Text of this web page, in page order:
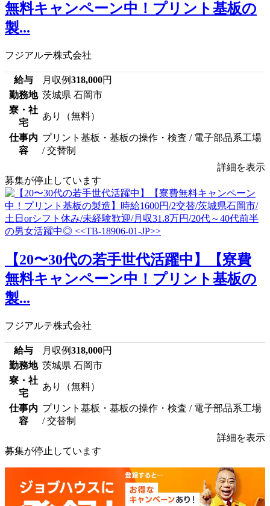
無料キャンペーン中！プリント基板の
製...
フジアルテ株式会社
給与 月収例318,000円
勤務地 茨城県 石岡市
寮・社
宅
あり（無料）
仕事内
容
プリント基板・基板の操作・検査 / 電子部品系工場
/ 交替制
詳細を表示
募集が停止しています
【20〜30代の若手世代活躍中】【寮費
無料キャンペーン中！プリント基板の
製...
フジアルテ株式会社
給与 月収例318,000円
勤務地 茨城県 石岡市
寮・社
宅
あり（無料）
仕事内
容
プリント基板・基板の操作・検査 / 電子部品系工場
/ 交替制
詳細を表示
募集が停止しています